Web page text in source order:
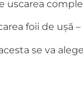
foii de ușă
se va